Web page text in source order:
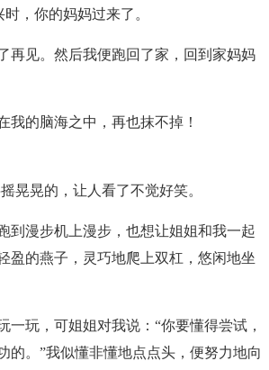
，你的妈妈过来了。
再见。然后我便跑回了家，回到家妈妈
的脑海之中，再也抹不掉！
晃晃的，让人看了不觉好笑。
到漫步机上漫步，也想让姐姐和我一起
盈的燕子，灵巧地爬上双杠，悠闲地坐
玩，可姐姐对我说：“你要懂得尝试，
的。”我似懂非懂地点点头，便努力地向